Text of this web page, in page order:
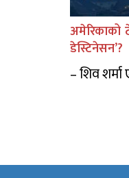
अमेरिकाको
डेस्टिनेसन’?
– शिव